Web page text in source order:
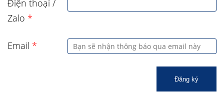
Điện thoại /
Zalo *
Email *
Đăng ký